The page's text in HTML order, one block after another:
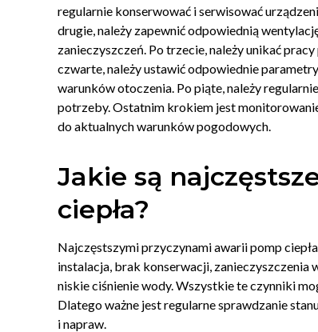
regularnie konserwować i serwisować
drugie, należy zapewnić odpowiednią
zanieczyszczeń. Po trzecie, należy unikać
czwarte, należy ustawić odpowiednie
warunków otoczenia. Po piąte, należy
potrzeby. Ostatnim krokiem jest
do aktualnych warunków pogodowych.
Jakie są
ciepła?
Najczęstszymi przyczynami awarii pomp
instalacja, brak konserwacji,
niskie ciśnienie wody. Wszystkie te czynniki
Dlatego ważne jest regularne sprawdzanie
i napraw.